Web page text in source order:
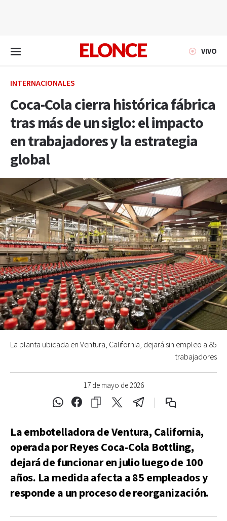
VIVO
INTERNACIONALES
Coca-Cola cierra histórica fábrica
tras más de un siglo: el impacto
en trabajadores y la estrategia
global
17 de mayo de 2026
La planta ubicada en Ventura, California, dejará sin empleo a 85
trabajadores
La embotelladora de Ventura, California,
operada por Reyes Coca-Cola Bottling,
dejará de funcionar en julio luego de 100
años. La medida afecta a 85 empleados y
responde a un proceso de reorganización.